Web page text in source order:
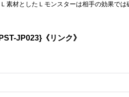
素材としたＬモンスターは相手の効果では
JP023}《リンク》